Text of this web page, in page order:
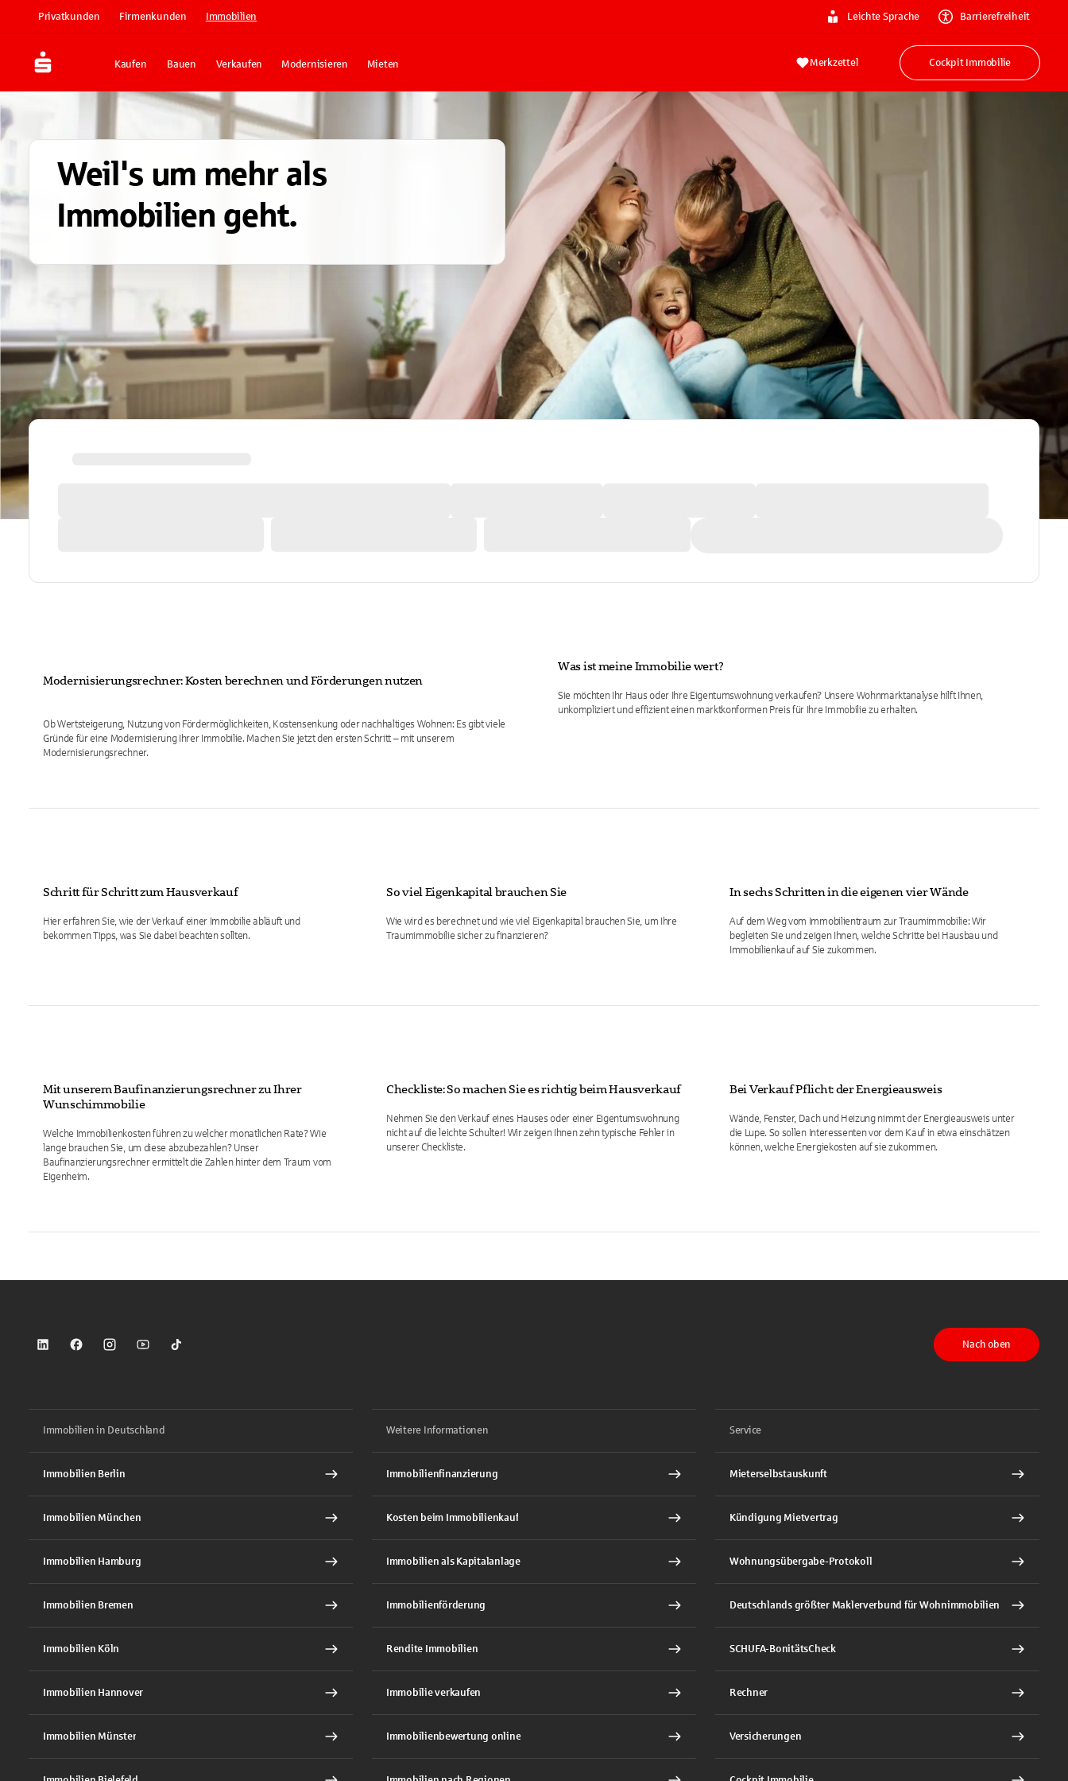
Privatkunden Firmenkunden Immobilien Leichte Sprache Barrierefreiheit
Kaufen Bauen Verkaufen Modernisieren Mieten Merkzettel Cockpit Immobilie
Weil's um mehr als
Immobilien geht.
Modernisierungsrechner: Kosten berechnen und Förderungen nutzen
Ob Wertsteigerung, Nutzung von Fördermöglichkeiten, Kostensenkung oder nachhaltiges Wohnen: Es gibt viele
Gründe für eine Modernisierung Ihrer Immobilie. Machen Sie jetzt den ersten Schritt – mit unserem
Modernisierungsrechner.
Was ist meine Immobilie wert?
Sie möchten Ihr Haus oder Ihre Eigentumswohnung verkaufen? Unsere Wohnmarktanalyse hilft Ihnen,
unkompliziert und effizient einen marktkonformen Preis für Ihre Immobilie zu erhalten.
Schritt für Schritt zum Hausverkauf
Hier erfahren Sie, wie der Verkauf einer Immobilie abläuft und
bekommen Tipps, was Sie dabei beachten sollten.
So viel Eigenkapital brauchen Sie
Wie wird es berechnet und wie viel Eigenkapital brauchen Sie, um Ihre
Traumimmobilie sicher zu finanzieren?
In sechs Schritten in die eigenen vier Wände
Auf dem Weg vom Immobilientraum zur Traumimmobilie: Wir
begleiten Sie und zeigen Ihnen, welche Schritte bei Hausbau und
Immobilienkauf auf Sie zukommen.
Mit unserem Baufinanzierungsrechner zu Ihrer
Wunschimmobilie
Welche Immobilienkosten führen zu welcher monatlichen Rate? Wie
lange brauchen Sie, um diese abzubezahlen? Unser
Baufinanzierungsrechner ermittelt die Zahlen hinter dem Traum vom
Eigenheim.
Checkliste: So machen Sie es richtig beim Hausverkauf
Nehmen Sie den Verkauf eines Hauses oder einer Eigentumswohnung
nicht auf die leichte Schulter! Wir zeigen Ihnen zehn typische Fehler in
unserer Checkliste.
Bei Verkauf Pflicht: der Energieausweis
Wände, Fenster, Dach und Heizung nimmt der Energieausweis unter
die Lupe. So sollen Interessenten vor dem Kauf in etwa einschätzen
können, welche Energiekosten auf sie zukommen.
Sparkasse auf LinkedIn
Sparkasse auf Facebook
Sparkasse auf Instagram
Sparkasse auf YouTube
Sparkasse auf TikTok
Nach oben
Immobilien in Deutschland
Immobilien Berlin
Immobilien München
Immobilien Hamburg
Immobilien Bremen
Immobilien Köln
Immobilien Hannover
Immobilien Münster
Weitere Informationen
Immobilienfinanzierung
Kosten beim Immobilienkauf
Immobilien als Kapitalanlage
Immobilienförderung
Rendite Immobilien
Immobilie verkaufen
Immobilienbewertung online
Service
Mieterselbstauskunft
Kündigung Mietvertrag
Wohnungsübergabe-Protokoll
Deutschlands größter Maklerverbund für Wohnimmobilien
SCHUFA-BonitätsCheck
Rechner
Versicherungen